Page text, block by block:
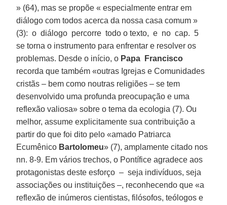
» (64), mas se propõe « especialmente entrar em
diálogo com todos acerca da nossa casa comum »
(3): o diálogo percorre todo o texto, e no cap. 5
se torna o instrumento para enfrentar e resolver os
problemas. Desde o início, o Papa Francisco
recorda que também «outras Igrejas e Comunidades
cristãs – bem como noutras religiões – se tem
desenvolvido uma profunda preocupação e uma
reflexão valiosa» sobre o tema da ecologia (7). Ou
melhor, assume explicitamente sua contribuição a
partir do que foi dito pelo «amado Patriarca
Ecumênico Bartolomeu» (7), amplamente citado nos
nn. 8‐9. Em vários trechos, o Pontífice agradece aos
protagonistas deste esforço – seja indivíduos, seja
associações ou instituições –, reconhecendo que «a
reflexão de inúmeros cientistas, filósofos, teólogos e